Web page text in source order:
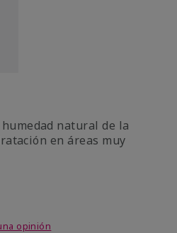
natural de la
en áreas muy
5 de 5
opinión